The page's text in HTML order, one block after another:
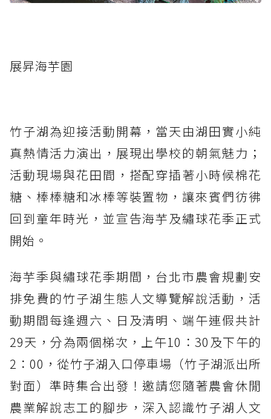
展昇海芋園
竹子湖為迎接活動開幕，當天由湖田實小純
真熱情活力演出，展現出學校的朝氣魅力；
活動現場與花田間，搭配穿插著小時候棉花
糖、棒棒糖和冰棒等裝置物，讓來賓們彷彿
回到童年時光，並宣告海芋及繡球花季正式
開始。
海芋季與繡球花季期間，台北市農會規劃安
排免費的竹子湖生態人文導覽解說活動，活
動期間每逢週六、日及清明、端午連假共計
29天，分為兩個梯次，上午10：30及下午的
2：00，從竹子湖入口停車場（竹子湖派出所
對面）準時集合出發！邀請您隨著農會休閒
農業解說志工的腳步，深入認識竹子湖人文